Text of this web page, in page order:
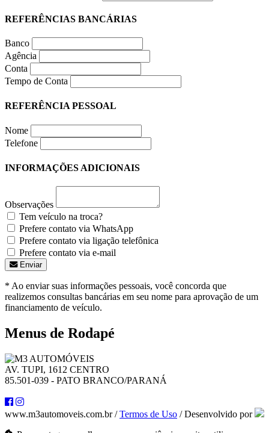
REFERÊNCIAS BANCÁRIAS
Banco
Agência
Conta
Tempo de Conta
REFERÊNCIA PESSOAL
Nome
Telefone
INFORMAÇÕES ADICIONAIS
Observações
Tem veículo na troca?
Prefere contato via WhatsApp
Prefere contato via ligação telefônica
Prefere contato via e-mail
Enviar
* Ao enviar suas informações pessoais, você concorda que
realizemos consultas bancárias em seu nome para aprovação de um
financiamento de veículo.
Menus de Rodapé
AV. TUPI, 1612 CENTRO
85.501-039 - PATO BRANCO/PARANÁ
www.m3automoveis.com.br /Termos de Uso / Desenvolvido por